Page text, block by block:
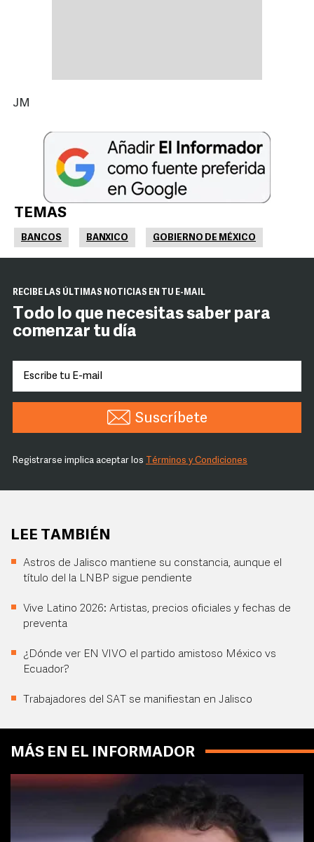
JM
TEMAS
BANCOS BANXICO GOBIERNO DE MÉXICO
RECIBE LAS ÚLTIMAS NOTICIAS EN TU E-MAIL
Todo lo que necesitas saber para
comenzar tu día
Suscríbete
Registrarse implica aceptar los Términos y Condiciones
LEE TAMBIÉN
Astros de Jalisco mantiene su constancia, aunque el
título del la LNBP sigue pendiente
Vive Latino 2026: Artistas, precios oficiales y fechas de
preventa
¿Dónde ver EN VIVO el partido amistoso México vs
Ecuador?
Trabajadores del SAT se manifiestan en Jalisco
MÁS EN EL INFORMADOR